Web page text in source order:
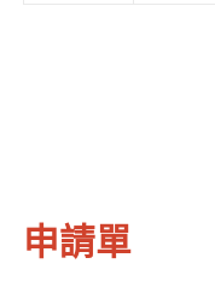
申請單